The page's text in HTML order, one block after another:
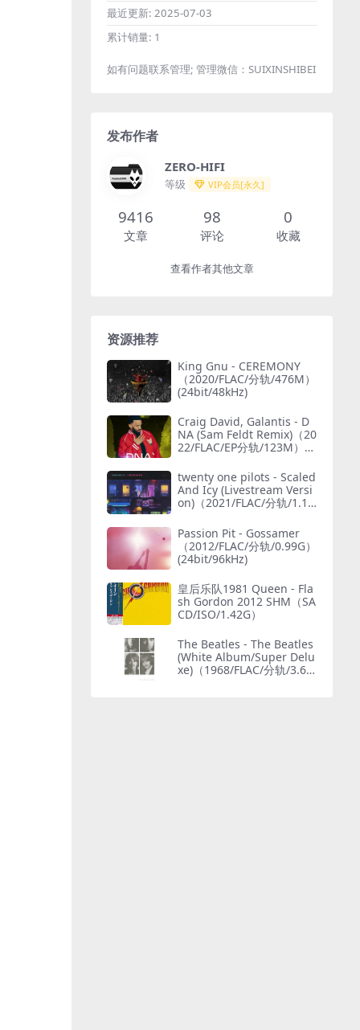
最近更新: 2025-07-03
累计销量: 1
如有问题联系管理; 管理微信：SUIXINSHIBEI
发布作者
ZERO-HIFI
等级 VIP会员[永久]
9416
文章
98
评论
0
收藏
查看作者其他文章
资源推荐
King Gnu - CEREMONY
（2020/FLAC/分轨/476M）
(24bit/48kHz)
Craig David, Galantis - D
NA (Sam Feldt Remix)（20
22/FLAC/EP分轨/123M）
twenty one pilots - Scaled
And Icy (Livestream Versi
on)（2021/FLAC/分轨/1.15
Passion Pit - Gossamer
（2012/FLAC/分轨/0.99G）
(24bit/96kHz)
皇后乐队1981 Queen - Fla
sh Gordon 2012 SHM（SA
CD/ISO/1.42G）
The Beatles - The Beatles
(White Album/Super Delu
xe)（1968/FLAC/分轨/3.69